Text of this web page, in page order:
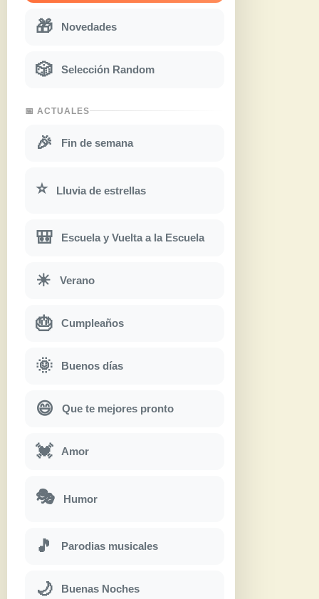
🎁 Novedades
🎲 Selección Random
📅 ACTUALES
🎉 Fin de semana
⭐ Lluvia de estrellas
🎒 Escuela y Vuelta a la Escuela
☀ Verano
🎂 Cumpleaños
🌞 Buenos días
😄 Que te mejores pronto
💓 Amor
🎭 Humor
🎵 Parodias musicales
🌙 Buenas Noches